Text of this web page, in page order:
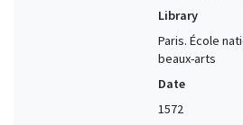
Library
Paris. École
beaux-arts
Date
1572